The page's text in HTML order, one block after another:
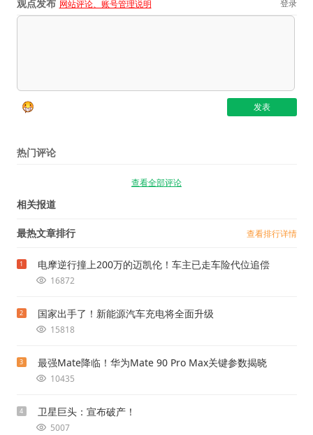
观点发布 网站评论、账号管理说明 登录
热门评论
查看全部评论
相关报道
最热文章排行 查看排行详情
1 电摩逆行撞上200万的迈凯伦！车主已走车险代位追偿
16872
2 国家出手了！新能源汽车充电将全面升级
15818
3 最强Mate降临！华为Mate 90 Pro Max关键参数揭晓
10435
4 卫星巨头：宣布破产！
5007